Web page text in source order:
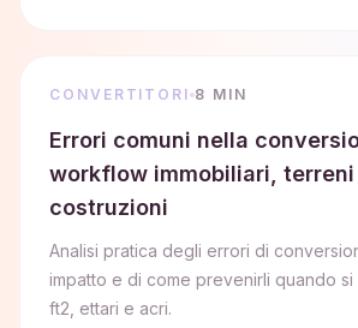
CONVERTITORI 8 MIN
Errori comuni nella
workflow immobiliari, terreni
costruzioni
Analisi pratica degli errori di
impatto e di come prevenirli quando si
ft2, ettari e acri.